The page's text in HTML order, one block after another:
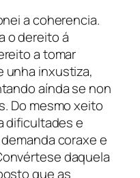
a coherencia.
o dereito á
a tomar
unha inxustiza,
aínda se non
Do mesmo xeito
dificultades e
coraxe e
daquela
que as